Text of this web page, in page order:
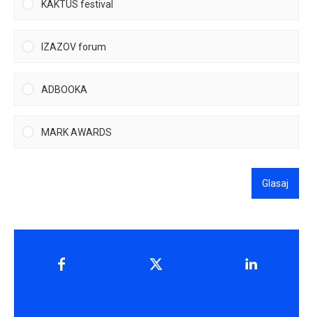
KAKTUS festival
IZAZOV forum
ADBOOKA
MARK AWARDS
Glasaj